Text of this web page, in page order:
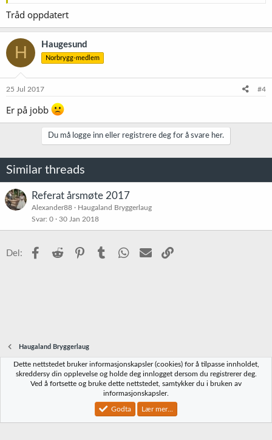
Tråd oppdatert
H Haugesund
Norbrygg-medlem
25 Jul 2017 #4
Er på jobb
Du må logge inn eller registrere deg for å svare her.
Similar threads
Referat årsmøte 2017
Alexander88
Haugaland Bryggerlaug
Svar 0 30 Jan 2018
Del: Facebook
Reddit PinterestTumblr WhatsApp
E-post
Haugaland Bryggerlaug
Norbrygg-default
Vilkår og regler Personvernregler
Community platform by XenForo® © 2010-2023 XenForo Ltd.
Dette nettstedet bruker informasjonskapsler (cookies) for å tilpasse innholdet,
skreddersy din opplevelse og holde deg innlogget dersom du registrerer deg.
Ved å fortsette og bruke dette nettstedet, samtykker du i bruken av
informasjonskapsler.
Godta Lær mer...